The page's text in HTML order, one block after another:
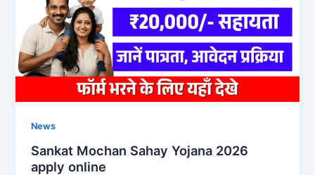
News
Sankat Mochan Sahay Yojana 2026
apply online